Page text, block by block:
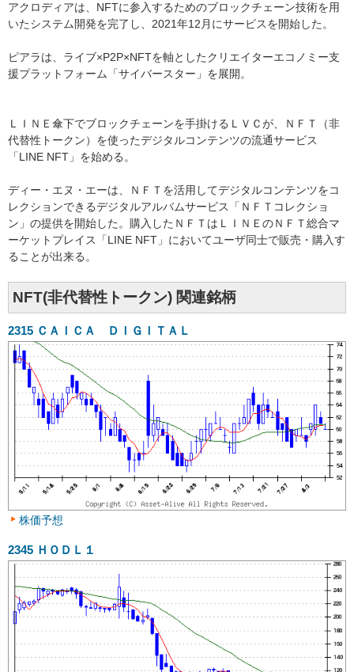
アクロディアは、NFTに参入するためのブロックチェーン技術を用
いたシステム開発を完了し、2021年12月にサービスを開始した。
ピアラは、ライブ×P2P×NFTを軸としたクリエイターエコノミー支
援プラットフォーム「サイバースター」を展開。
ＬＩＮＥ傘下でブロックチェーンを手掛けるＬＶＣが、ＮＦＴ（非
代替性トークン）を使ったデジタルコンテンツの流通サービス
「LINE NFT」を始める。
ディー・エヌ・エーは、ＮＦＴを活用してデジタルコンテンツをコ
レクションできるデジタルアルバムサービス「ＮＦＴコレクショ
ン」の提供を開始した。購入したＮＦＴはＬＩＮＥのＮＦＴ総合マ
ーケットプレイス「LINE NFT」においてユーザ同士で販売・購入す
ることが出来る。
NFT(非代替性トークン) 関連銘柄
2315 ＣＡＩＣＡ ＤＩＧＩＴＡＬ
株価予想
2345 ＨＯＤＬ１